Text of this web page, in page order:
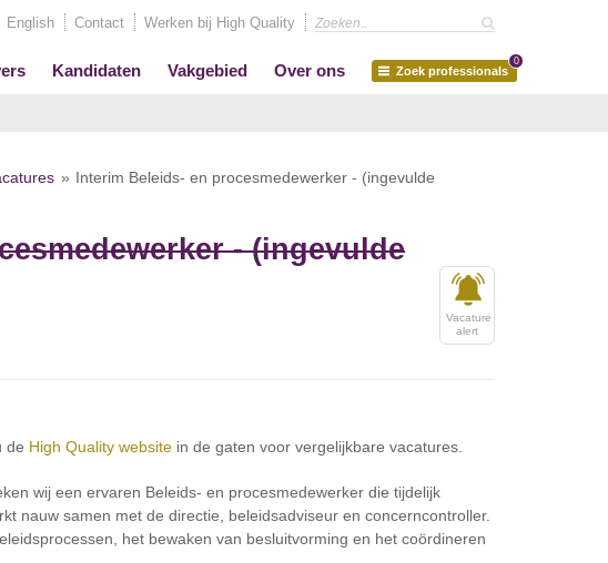
English Contact Werken bij High Quality
Kandidaten Vakgebied Over ons Zoek professionals
0
Interim Beleids- en procesmedewerker - (ingevulde
- (ingevulde
Vacature
alert
de High Quality website in de gaten voor vergelijkbare vacatures.
wij een ervaren Beleids- en procesmedewerker die tijdelijk
nauw samen met de directie, beleidsadviseur en concerncontroller.
het bewaken van besluitvorming en het coördineren